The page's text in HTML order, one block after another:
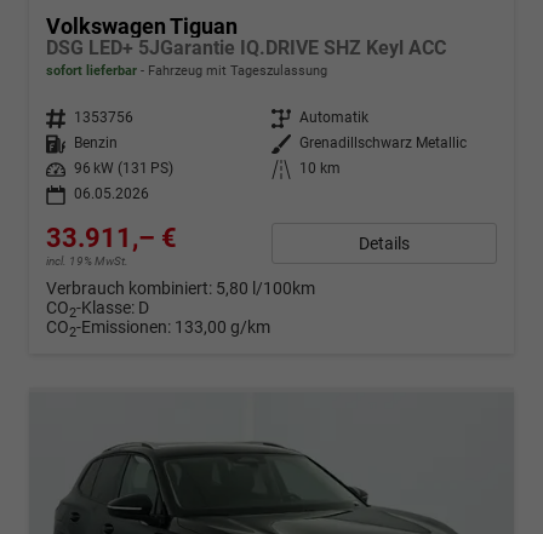
Volkswagen Tiguan
DSG LED+ 5JGarantie IQ.DRIVE SHZ Keyl ACC
sofort lieferbar Fahrzeug mit Tageszulassung
Fahrzeugnr. 1353756 Getriebe Automatik
Kraftstoff
Benzin Außenfarbe
Grenadillschwarz Metallic
Leistung
96 kW (131 PS) Kilometerstand
10 km
06.05.2026
33.911,– €
incl. 19% MwSt.
Details
Verbrauch kombiniert: 5,80 l/100km
CO2-Klasse: D
CO2-Emissionen: 133,00 g/km